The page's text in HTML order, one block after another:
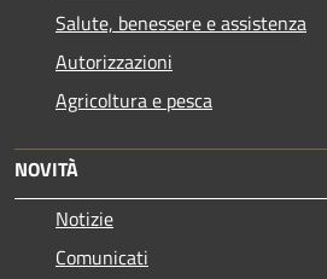
Salute, benessere e assistenza
Autorizzazioni
Agricoltura e pesca
NOVITÀ
Notizie
Comunicati